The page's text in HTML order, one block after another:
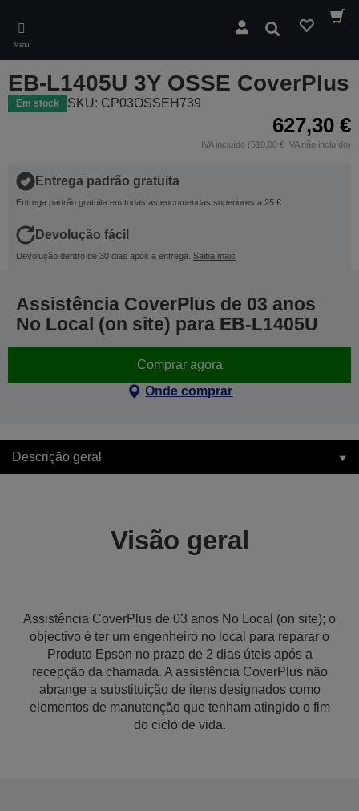
main
content
Menu
Pesquisar
EB-L1405U 3Y OSSE CoverPlus
Em stock SKU: CP03OSSEH739
627,30 €
IVA incluído (510,00 € IVA não incluído)
Entrega padrão gratuita
Entrega padrão gratuita em todas as encomendas superiores a 25 €
Devolução fácil
Devolução dentro de 30 dias após a entrega. Saiba mais
Assistência CoverPlus de 03 anos
No Local (on site) para EB-L1405U
Comprar agora
Onde comprar
Descrição geral
Visão geral
Assistência CoverPlus de 03 anos No Local (on site); o
objectivo é ter um engenheiro no local para reparar o
Produto Epson no prazo de 2 dias úteis após a
recepção da chamada. A assistência CoverPlus não
abrange a substituição de itens designados como
elementos de manutenção que tenham atingido o fim
do ciclo de vida.